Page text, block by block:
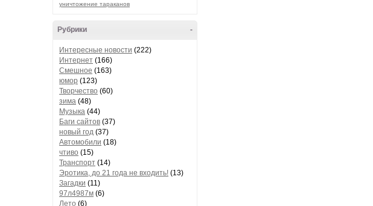
уничтожение тараканов
-
Рубрики
Интересные новости (222)
Интернет (166)
Смешное (163)
юмор (123)
Творчество (60)
зима (48)
Музыка (44)
Баги сайтов (37)
новый год (37)
Автомобили (18)
чтиво (15)
Транспорт (14)
Эротика, до 21 года не входить! (13)
Загадки (11)
97л4987м (6)
Лето (6)